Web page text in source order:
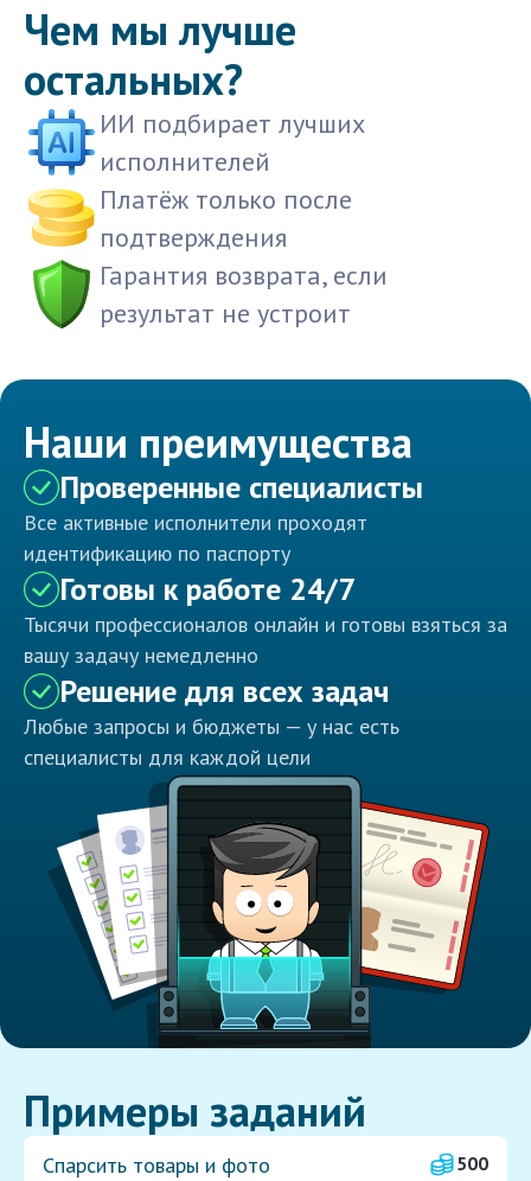
Чем мы лучше
остальных?
ИИ подбирает лучших
исполнителей
Платёж только после
подтверждения
Гарантия возврата, если
результат не устроит
Наши преимущества
Проверенные специалисты
Все активные исполнители проходят
идентификацию по паспорту
Готовы к работе 24/7
Тысячи профессионалов онлайн и готовы взяться за
вашу задачу немедленно
Решение для всех задач
Любые запросы и бюджеты — у нас есть
специалисты для каждой цели
Примеры заданий
Спарсить товары и фото
500